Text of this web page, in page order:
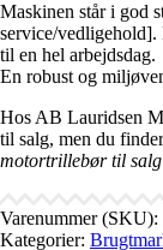
Maskinen står i god
service/vedligehold].
til en hel arbejdsdag.
En robust og
Hos AB Lauridsen
til salg, men du
motortrillebør til salg
Varenummer (SKU):
Kategorier: